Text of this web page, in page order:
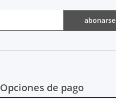
abonarse
Opciones de pago